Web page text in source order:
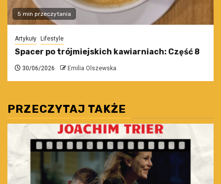
5 min przeczytania
Artykuły Lifestyle
Spacer po trójmiejskich kawiarniach: Część 8
30/06/2026 Emilia Olszewska
PRZECZYTAJ TAKŻE